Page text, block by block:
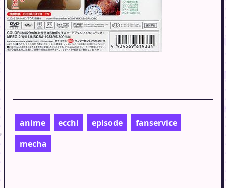
anime ecchi episode
fanservice
mecha